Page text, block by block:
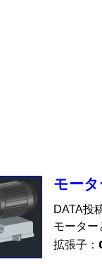
モー
DATA投
モーター
拡張子：